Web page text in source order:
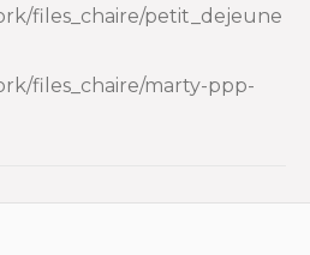
files_chaire/petit_dejeune
files_chaire/marty-ppp-